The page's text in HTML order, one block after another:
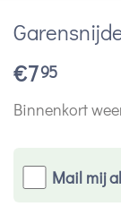
€795
Binnenkort
Mail mij